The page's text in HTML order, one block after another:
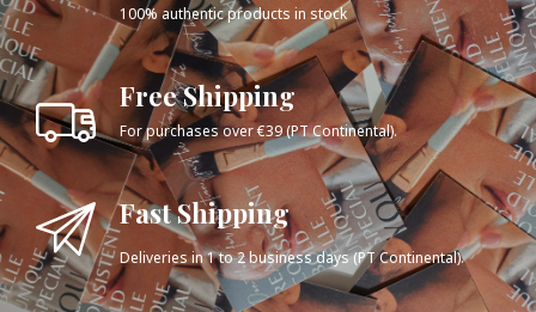
100% authentic products in stock
Free Shipping
For purchases over €39 (PT Continental).
Fast Shipping
Deliveries in 1 to 2 business days (PT Continental).